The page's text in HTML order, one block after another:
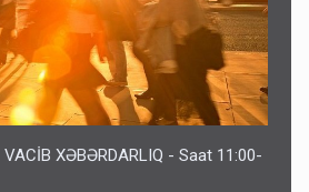
XƏBƏRDARLIQ - Saat 11:00-